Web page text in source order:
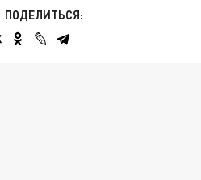
ПОДЕЛИТЬСЯ: